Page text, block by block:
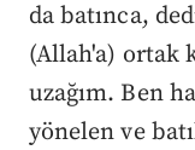
da batınca,
(Allah'a) ortak
uzağım. Ben
yönelen ve